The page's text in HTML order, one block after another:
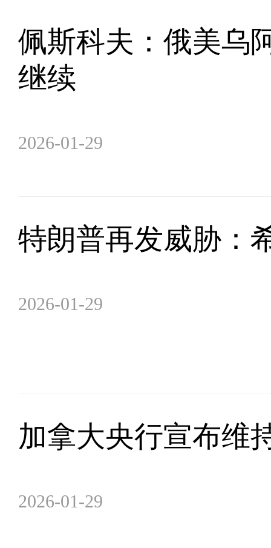
佩斯科夫：俄美乌
继续
2026-01-29
特朗普再发威胁：
2026-01-29
加拿大央行宣布维
2026-01-29